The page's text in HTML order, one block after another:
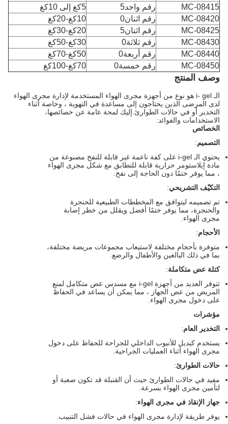
MC-08415
رقم واحد5
5كغ إلى 10كغ
MC-08420
رقم اثنان0
10كغ-20كغ
MC-08425
رقم اثنان5
20كغ-30كغ
MC-08430
رقم ثلاثة0
30كغ-50كغ
MC-08440
رقم أربعة0
50كغ-70كغ
MC-08450
رقم خمسة0 70كغ-100كغ
وصف المنتج
الـ i- gel هو نوع من أجهزة مجرى الهواء المستخدمة لإدارة مجرى الهواء
لدى المرضى الذين يحتاجون إلى مساعدة في التهوية ، وخاصة أثناء
التخدير أو في حالات الطوارئ.إليك لمحة عامة عن خصائصها،
الاستخدامات والفوائد:
الخصائص
التصميم:
يحتوي الـ i-gel على كفة ناعمة غير قابلة للنفخ مصنوعة من
مادة إيلاستومر حرارية قابلة للتطابق مع شكل مجرى الهواء
، مما يوفر ختمًا دون الحاجة إلى نفخ.
التكيّف التشريحي
تم تصميمه ليتوافق مع المخططات الطبيعية للحنجرة
والحنجرة، مما يوفر ختمًا أفضل ويقلل من خطر إصابة
مجرى الهواء.
الأحجام:
متوفرة بأحجام مختلفة لاستيعاب مجموعات مريضة مختلفة،
بما في ذلك البالغين والأطفال والرضع.
كتلة عض متكاملة:
تتوفر العديد من أجهزة i-gel مع مسدس عض متكامل لمنع
المريض من عض الجهاز ، مما يمكن أن يساعد في الحفاظ
على دخول مجرى الهواء.
مؤشرات
التخدير العام:
يستخدم كبديل للأنبوب الداخلي للجراحة للحفاظ على دخول
مجرى الهواء أثناء العمليات الجراحية.
حالات الطوارئ:
مفيد في حالات الطوارئ حيث أن القنبلة قد تكون صعبة أو
لتأمين مجرى الهواء بسرعة.
جهاز الإنقاذ في مجرى الهواء :
يوفر طريقة لإدارة مجرى الهواء في حالات فشل التنبيب.